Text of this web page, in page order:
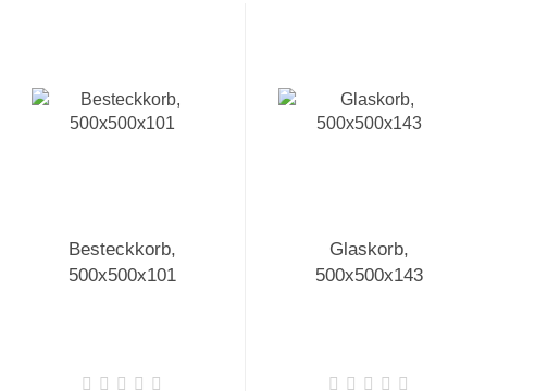
Besteckkorb,
500x500x101
Glaskorb,
500x500x143